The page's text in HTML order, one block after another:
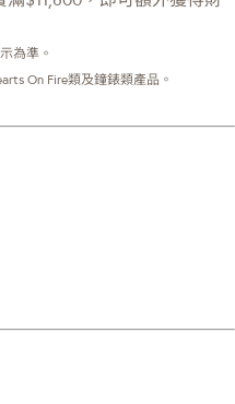
為準。
On Fire類及鐘錶類產品。